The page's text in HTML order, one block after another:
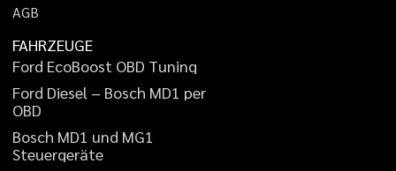
AGB
FAHRZEUGE
Ford EcoBoost OBD Tuning
Ford Diesel – Bosch MD1 per
OBD
Bosch MD1 und MG1
Steuergeräte